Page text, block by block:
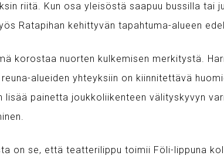
riitä. Kun osa yleisöstä saapuu bussilla tai
Ratapihan kehittyvän tapahtuma-alueen
korostaa nuorten kulkemisen merkitystä.
alueiden yhteyksiin on kiinnitettävä
lisää painetta joukkoliikenteen välityskyvyn
on se, että teatterilippu toimii Föli-lippuna